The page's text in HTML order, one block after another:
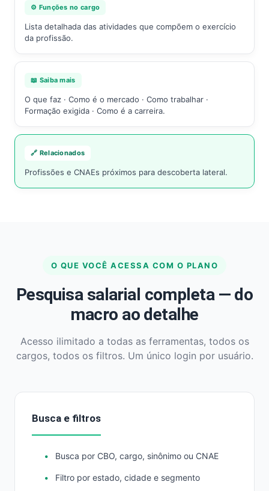
⚙️ Funções no cargo
Lista detalhada das atividades que compõem o exercício
da profissão.
📖 Saiba mais
O que faz · Como é o mercado · Como trabalhar ·
Formação exigida · Como é a carreira.
🔗 Relacionados
Profissões e CNAEs próximos para descoberta lateral.
O QUE VOCÊ ACESSA COM O PLANO
Pesquisa salarial completa — do
macro ao detalhe
Acesso ilimitado a todas as ferramentas, todos os
cargos, todos os filtros. Um único login por usuário.
Busca e filtros
Busca por CBO, cargo, sinônimo ou CNAE
Filtro por estado, cidade e segmento